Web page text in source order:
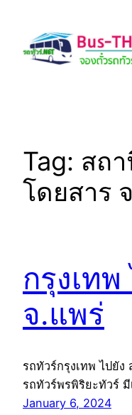
content
Tag: สถ
โดยสาร
กรุงเท
จ.แพร่
รถทัวร์กรุงเทพ ไปยั
รถทัวร์พรพิริยะทัวร์
January 6, 2024